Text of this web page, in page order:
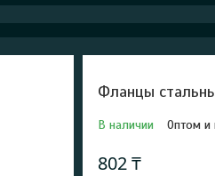
Фланцы
В наличии Оптом и
802 ₸